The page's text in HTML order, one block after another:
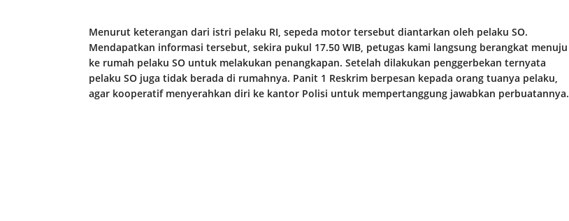
Menurut keterangan dari istri pelaku RI, sepeda motor tersebut diantarkan oleh pelaku SO.
Mendapatkan informasi tersebut, sekira pukul 17.50 WIB, petugas kami langsung berangkat menuju
ke rumah pelaku SO untuk melakukan penangkapan. Setelah dilakukan penggerbekan ternyata
pelaku SO juga tidak berada di rumahnya. Panit 1 Reskrim berpesan kepada orang tuanya pelaku,
agar kooperatif menyerahkan diri ke kantor Polisi untuk mempertanggung jawabkan perbuatannya.